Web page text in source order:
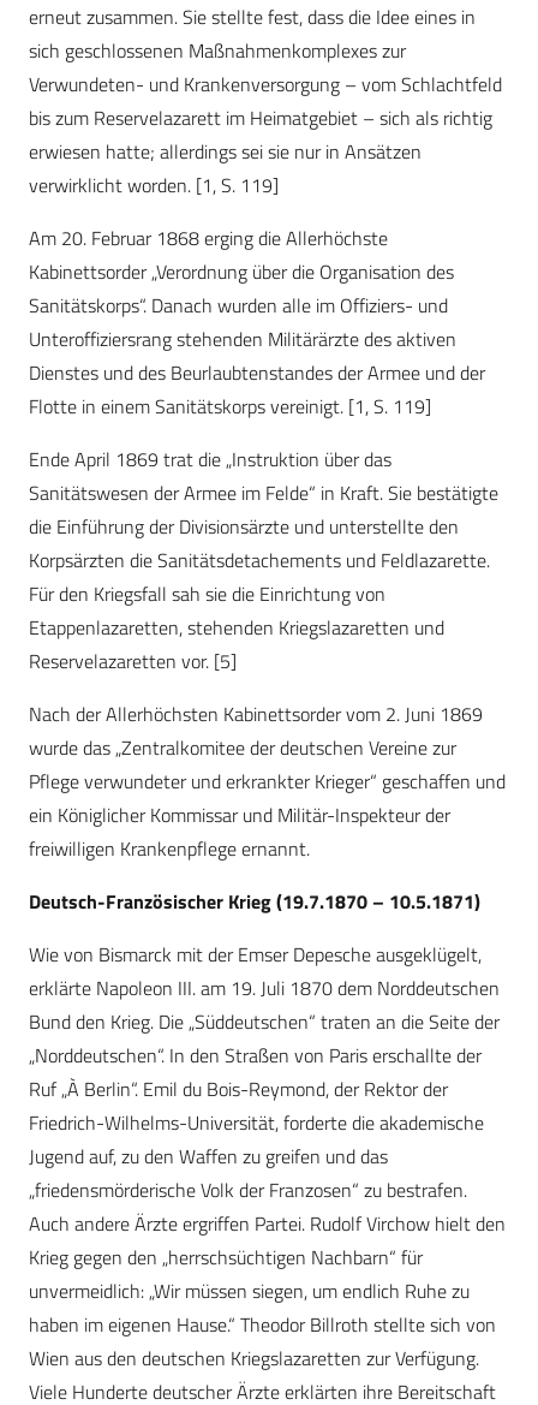
erneut zusammen. Sie stellte fest, dass die Idee eines in
sich geschlossenen Maßnahmenkomplexes zur
Verwundeten- und Krankenversorgung – vom Schlachtfeld
bis zum Reservelazarett im Heimatgebiet – sich als richtig
erwiesen hatte; allerdings sei sie nur in Ansätzen
verwirklicht worden. [1, S. 119]
Am 20. Februar 1868 erging die Allerhöchste
Kabinettsorder „Verordnung über die Organisation des
Sanitätskorps“. Danach wurden alle im Offiziers- und
Unteroffiziersrang stehenden Militärärzte des aktiven
Dienstes und des Beurlaubtenstandes der Armee und der
Flotte in einem Sanitätskorps vereinigt. [1, S. 119]
Ende April 1869 trat die „Instruktion über das
Sanitätswesen der Armee im Felde“ in Kraft. Sie bestätigte
die Einführung der Divisionsärzte und unterstellte den
Korpsärzten die Sanitätsdetachements und Feldlazarette.
Für den Kriegsfall sah sie die Einrichtung von
Etappenlazaretten, stehenden Kriegslazaretten und
Reservelazaretten vor. [5]
Nach der Allerhöchsten Kabinettsorder vom 2. Juni 1869
wurde das „Zentralkomitee der deutschen Vereine zur
Pflege verwundeter und erkrankter Krieger“ geschaffen und
ein Königlicher Kommissar und Militär-Inspekteur der
freiwilligen Krankenpflege ernannt.
Deutsch-Französischer Krieg (19.7.1870 – 10.5.1871)
Wie von Bismarck mit der Emser Depesche ausgeklügelt,
erklärte Napoleon III. am 19. Juli 1870 dem Norddeutschen
Bund den Krieg. Die „Süddeutschen“ traten an die Seite der
„Norddeutschen“. In den Straßen von Paris erschallte der
Ruf „À Berlin“. Emil du Bois-Reymond, der Rektor der
Friedrich-Wilhelms-Universität, forderte die akademische
Jugend auf, zu den Waffen zu greifen und das
„friedensmörderische Volk der Franzosen“ zu bestrafen.
Auch andere Ärzte ergriffen Partei. Rudolf Virchow hielt den
Krieg gegen den „herrschsüchtigen Nachbarn“ für
unvermeidlich: „Wir müssen siegen, um endlich Ruhe zu
haben im eigenen Hause.“ Theodor Billroth stellte sich von
Wien aus den deutschen Kriegslazaretten zur Verfügung.
Viele Hunderte deutscher Ärzte erklärten ihre Bereitschaft